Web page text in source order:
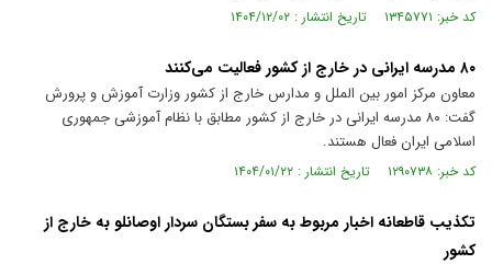
کد خبر: ۱۳۴۵۷۷۱ تاریخ انتشار : ۱۴۰۴/۱۲/۰۲
۸۰ مدرسه ایرانی در خارج از کشور فعالیت می‌کنند
معاون مرکز امور بین الملل و مدارس خارج از کشور وزارت آموزش و پرورش
گفت: ۸۰ مدرسه ایرانی در خارج از کشور مطابق با نظام آموزشی جمهوری
اسلامی ایران فعال هستند.
کد خبر: ۱۲۹۰۷۳۸ تاریخ انتشار : ۱۴۰۴/۰۱/۲۲
تکذیب قاطعانه اخبار مربوط به سفر بستگان سردار اوصانلو به خارج از
کشور